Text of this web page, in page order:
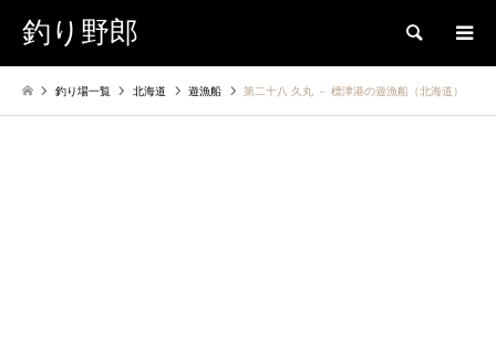
釣り野郎 検索
釣り場一覧 北海道 遊漁船 第二十八 久丸 － 標津港の遊漁船（北海道）